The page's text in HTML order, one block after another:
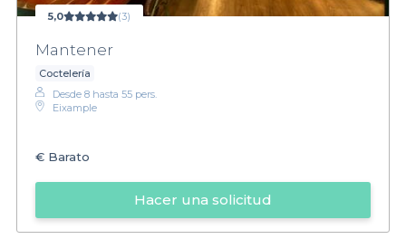
5,0 (3)
Mantener
Coctelería
Desde 8 hasta 55 pers.
Eixample
€ Barato
Hacer una solicitud